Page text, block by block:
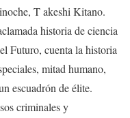
T akeshi Kitano.
historia de ciencia
Futuro, cuenta la historia
mitad humano,
escuadrón de élite.
criminales y